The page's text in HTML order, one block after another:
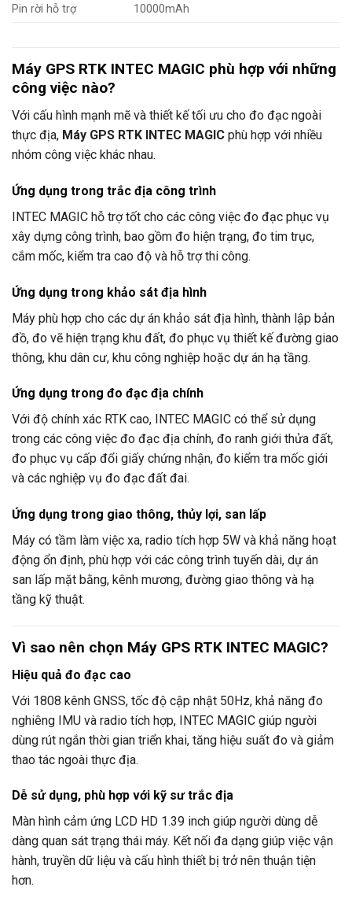
Pin rời hỗ trợ
10000mAh
Máy GPS RTK INTEC MAGIC phù hợp với những
công việc nào?
Với cấu hình mạnh mẽ và thiết kế tối ưu cho đo đạc ngoài
thực địa, Máy GPS RTK INTEC MAGIC phù hợp với nhiều
nhóm công việc khác nhau.
Ứng dụng trong trắc địa công trình
INTEC MAGIC hỗ trợ tốt cho các công việc đo đạc phục vụ
xây dựng công trình, bao gồm đo hiện trạng, đo tim trục,
cắm mốc, kiểm tra cao độ và hỗ trợ thi công.
Ứng dụng trong khảo sát địa hình
Máy phù hợp cho các dự án khảo sát địa hình, thành lập bản
đồ, đo vẽ hiện trạng khu đất, đo phục vụ thiết kế đường giao
thông, khu dân cư, khu công nghiệp hoặc dự án hạ tầng.
Ứng dụng trong đo đạc địa chính
Với độ chính xác RTK cao, INTEC MAGIC có thể sử dụng
trong các công việc đo đạc địa chính, đo ranh giới thửa đất,
đo phục vụ cấp đổi giấy chứng nhận, đo kiểm tra mốc giới
và các nghiệp vụ đo đạc đất đai.
Ứng dụng trong giao thông, thủy lợi, san lấp
Máy có tầm làm việc xa, radio tích hợp 5W và khả năng hoạt
động ổn định, phù hợp với các công trình tuyến dài, dự án
san lấp mặt bằng, kênh mương, đường giao thông và hạ
tầng kỹ thuật.
Vì sao nên chọn Máy GPS RTK INTEC MAGIC?
Hiệu quả đo đạc cao
Với 1808 kênh GNSS, tốc độ cập nhật 50Hz, khả năng đo
nghiêng IMU và radio tích hợp, INTEC MAGIC giúp người
dùng rút ngắn thời gian triển khai, tăng hiệu suất đo và giảm
thao tác ngoài thực địa.
Dễ sử dụng, phù hợp với kỹ sư trắc địa
Màn hình cảm ứng LCD HD 1.39 inch giúp người dùng dễ
dàng quan sát trạng thái máy. Kết nối đa dạng giúp việc vận
hành, truyền dữ liệu và cấu hình thiết bị trở nên thuận tiện
hơn.